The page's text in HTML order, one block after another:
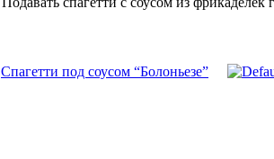
Спагетти под соусом “Болоньезе”